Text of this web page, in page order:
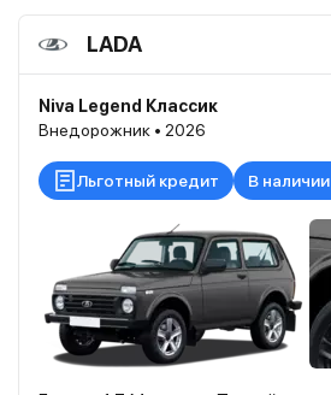
LADA
Niva Legend Классик
Внедорожник • 2026
Льготный кредит В наличии